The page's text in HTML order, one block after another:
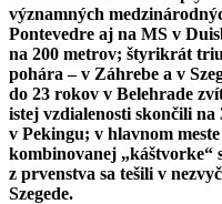
významných
Pontevedre aj na MS v
na 200 metrov; štyrikrát
pohára – v Záhrebe a v
do 23 rokov v Belehrade
istej vzdialenosti skončili
v Pekingu; v hlavnom
kombinovanej „káštvorke“
z prvenstva sa tešili v
Szegede.